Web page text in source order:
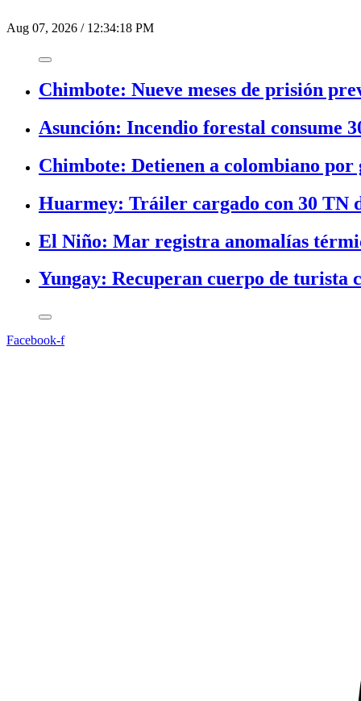
Aug 07, 2026 / 12:34:18 PM
Chimbote: Nueve meses de prisión
Asunción: Incendio forestal consume
Chimbote: Detienen a colombiano por
Huarmey: Tráiler cargado con 30 TN
El Niño: Mar registra anomalías
Yungay: Recuperan cuerpo de turista
Facebook-f